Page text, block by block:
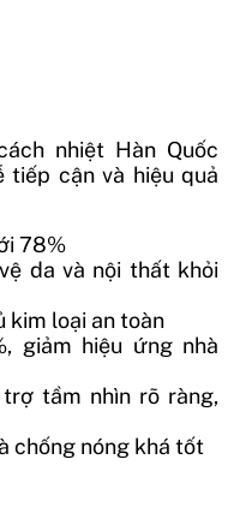
nhiệt Hàn Quốc
cận và hiệu quả
78%
da và nội thất khỏi
kim loại an toàn
giảm hiệu ứng nhà
tầm nhìn rõ ràng,
chống nóng khá tốt